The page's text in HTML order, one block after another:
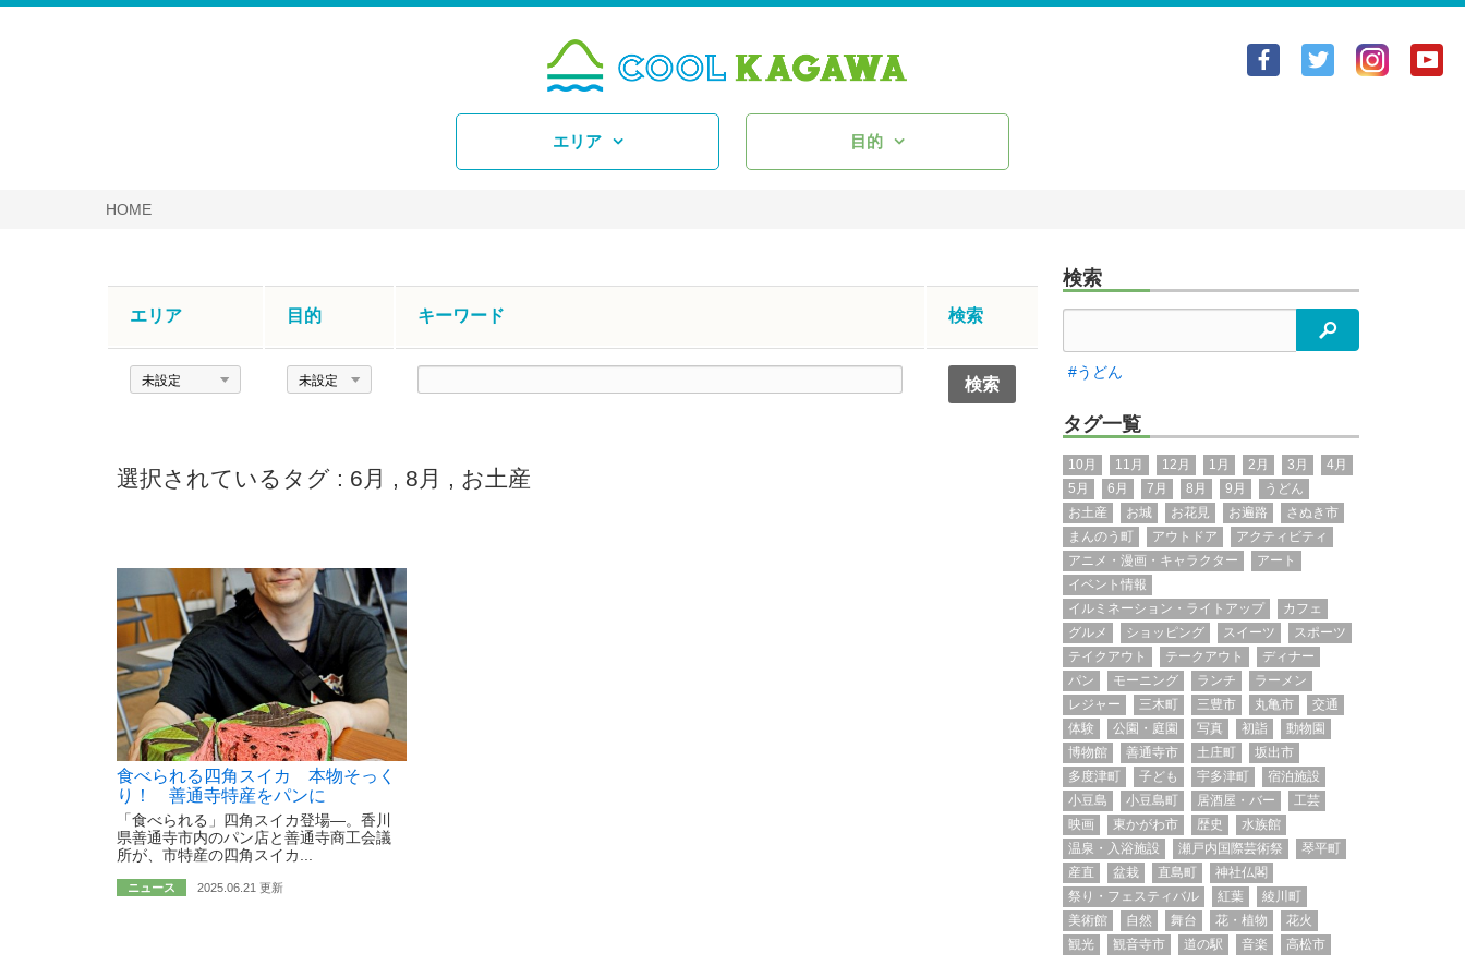
Facebook
Twitter
エリア 目的
HOME
エリア 目的 キーワード 検索
エ
目
ド
選択されているタグ : 6月 , 8月 , お土産
食べられる四角スイカ 本物そっく
り！ 善通寺特産をパンに
「食べられる」四角スイカ登場―。香川
県善通寺市内のパン店と善通寺商工会議
所が、市特産の四角スイカ...
ニュース 2025.06.21 更新
検索
検索
#うどん
タグ一覧
10月 11月 12月 1月 2月 3月
4月
5月
6月 7月 8月 9月
うどん
お土産
お城 お花見 お遍路
さぬき市
まんのう町
アウトドア
アクティビティ
アニメ・漫画・キャラクター
アート
イベント情報
イルミネーション・ライトアップ
カフェ
グルメ
ショッピング スイーツ
スポーツ
テイクアウト
テークアウト
ディナー
パン
モーニング ランチ
ラーメン
レジャー
三木町 三豊市 丸亀市
交通
体験
公園・庭園 写真 初詣
動物園
博物館
善通寺市 土庄町
坂出市
多度津町
子ども 宇多津町
宿泊施設
小豆島
小豆島町 居酒屋・バー
工芸
映画
東かがわ市 歴史
水族館
温泉・入浴施設
瀬戸内国際芸術祭
琴平町
産直
盆栽 直島町
神社仏閣
祭り・フェスティバル
紅葉
綾川町
美術館
自然 舞台 花・植物
花火
観光
観音寺市 道の駅 音楽 高松市